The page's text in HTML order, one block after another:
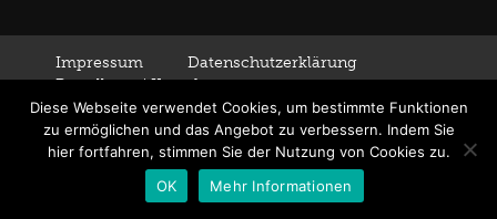
Impressum
Datenschutzerklärung
Bestellung / Kontakt
Diese Webseite verwendet Cookies, um bestimmte Funktionen
zu ermöglichen und das Angebot zu verbessern. Indem Sie
hier fortfahren, stimmen Sie der Nutzung von Cookies zu.
OK
Mehr Informationen